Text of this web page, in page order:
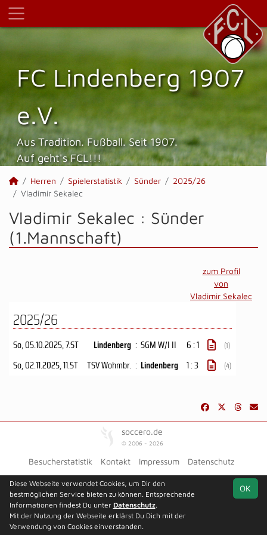
FC Lindenberg 1907
e.V.
Aus Tradition. Fußball. Seit 1907.
Auf geht's FCL!!!
Herren Spielerstatistik Sünder
2025/26
Vladimir Sekalec
Vladimir Sekalec : Sünder
(1.Mannschaft)
zum Profil
von
Vladimir Sekalec
2025/26
So, 05.10.2025, 7.ST Lindenberg : SGM W/I II 6 : 1 (1)
So, 02.11.2025, 11.ST TSV Wohmbr. : Lindenberg 1 : 3 (4)
soccero.de
© 2006 - 2026
Besucherstatistik Kontakt Impressum Datenschutz
OK
Diese Webseite verwendet Cookies, um Dir den
bestmöglichen Service bieten zu können. Entsprechende
Informationen findest Du unter Datenschutz.
Mit der Nutzung der Webseite erklärst Du Dich mit der
Verwendung von Cookies einverstanden.